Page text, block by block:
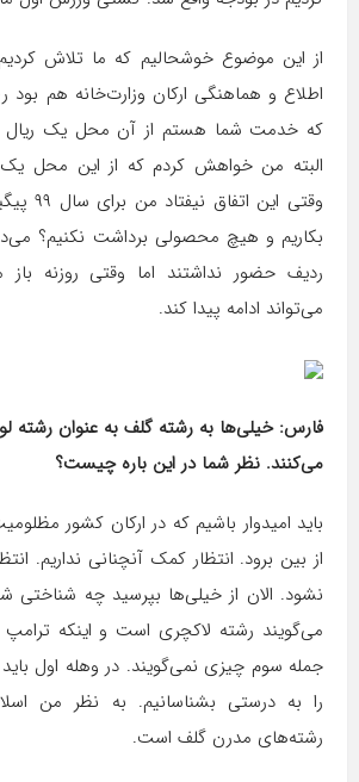
از این موضوع خوشحالیم که ما تلاش
اطلاع و هماهنگی ارکان وزارت‌خانه هم بود
که خدمت شما هستم از آن محل یک ریال
البته من خواهش کردم که از این محل یک
وقتی این
بکاریم و هیچ محصولی برداشت نکنیم؟
ردیف حضور نداشتند اما وقتی روزنه باز
می‌تواند ادامه پیدا کند.
فارس: خیلی‌ها به رشته گلف به عنوان رشته
می‌کنند. نظر شما در این باره چیست؟
باید امیدوار باشیم که در ارکان کشور
از بین برود. انتظار کمک آنچنانی نداریم.
نشود. الان از خیلی‌ها بپرسید چه شناختی
می‌گویند رشته لاکچری است و اینکه
جمله سوم چیزی نمی‌گویند. در وهله اول
را به درستی بشناسانیم. به نظر من
رشته‌های مدرن گلف است.